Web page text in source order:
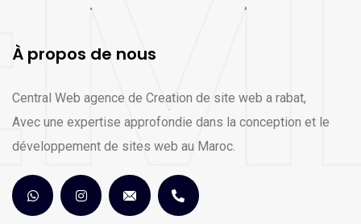
À propos de nous
Central Web agence de Creation de site web a rabat,
Avec une expertise approfondie dans la conception et le
développement de sites web au Maroc.